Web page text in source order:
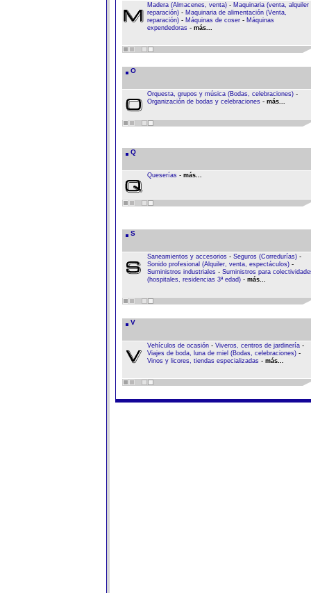
Madera (Almacenes, venta) - Maquinaria (venta, alquiler
reparación) - Maquinaria de alimentación (Venta,
reparación) - Máquinas de coser - Máquinas
expendedoras - más...
O
Orquesta, grupos y música (Bodas, celebraciones) -
Organización de bodas y celebraciones - más...
Q
Queserías - más...
S
Saneamientos y accesorios - Seguros (Corredurías) -
Sonido profesional (Alquiler, venta, espectáculos) -
Suministros industriales - Suministros para
(hospitales, residencias 3ª edad) - más...
V
Vehículos de ocasión - Viveros, centros de jardinería -
Viajes de boda, luna de miel (Bodas, celebraciones) -
Vinos y licores, tiendas especializadas - más...